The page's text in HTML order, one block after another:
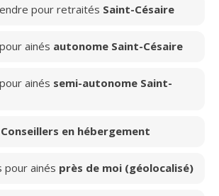
pour retraités Saint-Césaire
ainés autonome Saint-Césaire
ainés semi-autonome Saint-
Conseillers en hébergement
pour ainés près de moi (géolocalisé)